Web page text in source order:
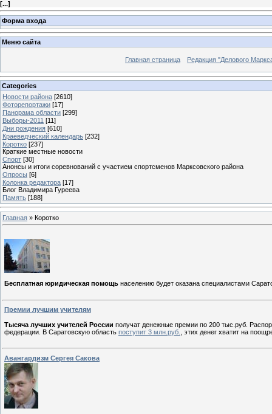
[...]
Форма входа
Меню сайта
Главная страница Редакция "Делового
Categories
Новости района [2610]
Фоторепортажи [17]
Панорама области [299]
Выборы-2011 [11]
Дни рождения [610]
Краеведческий календарь [232]
Коротко [237]
Краткие местные новости
Спорт [30]
Анонсы и итоги соревнований с участием спортсменов Марксовского района
Опросы [6]
Колонка редактора [17]
Блог Владимира Гуреева
Память [188]
Главная » Коротко
Бесплатная юридическая помощь населению будет оказана специалистами
Премии лучшим учителям
Тысяча лучших учителей России получат денежные премии по 200 тыс.руб.
федерации. В Саратовскую область поступит 3 млн.руб. , этих денег хватит на
Авангардизм Сергея Сакова